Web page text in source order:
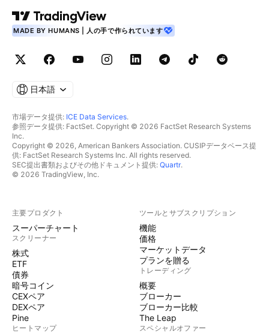
MADE BY HUMANS | 人の手で作られています
日本語
市場データ提供: ICE Data Services.
参照データ提供: FactSet. Copyright © 2026 FactSet Research Systems
Inc.
Copyright © 2026, American Bankers Association. CUSIPデータベース提
供: FactSet Research Systems Inc. All rights reserved.
SEC提出書類およびその他ドキュメント提供: Quartr.
© 2026 TradingView, Inc.
主要プロダクト
スーパーチャート
スクリーナー
株式
ETF
債券
暗号コイン
CEXペア
DEXペア
Pine
ヒートマップ
ツールとサブスクリプション
機能
価格
マーケットデータ
プランを贈る
トレーディング
概要
ブローカー
ブローカー比較
The Leap
スペシャルオファー